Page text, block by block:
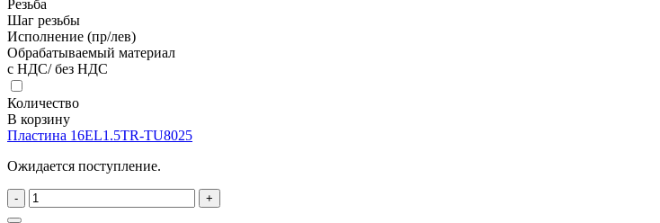
Резьба
Шаг резьбы
Исполнение (пр/лев)
Обрабатываемый материал
с НДС/ без НДС
Количество
В корзину
Пластина 16EL1.5TR-TU8025
Ожидается поступление.
- +